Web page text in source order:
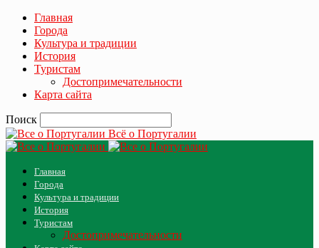
Главная
Города
Культура и традиции
История
Туристам
Достопримечательности
Карта сайта
Поиск
Всё о Португалии
Главная
Города
Культура и традиции
История
Туристам
Достопримечательности